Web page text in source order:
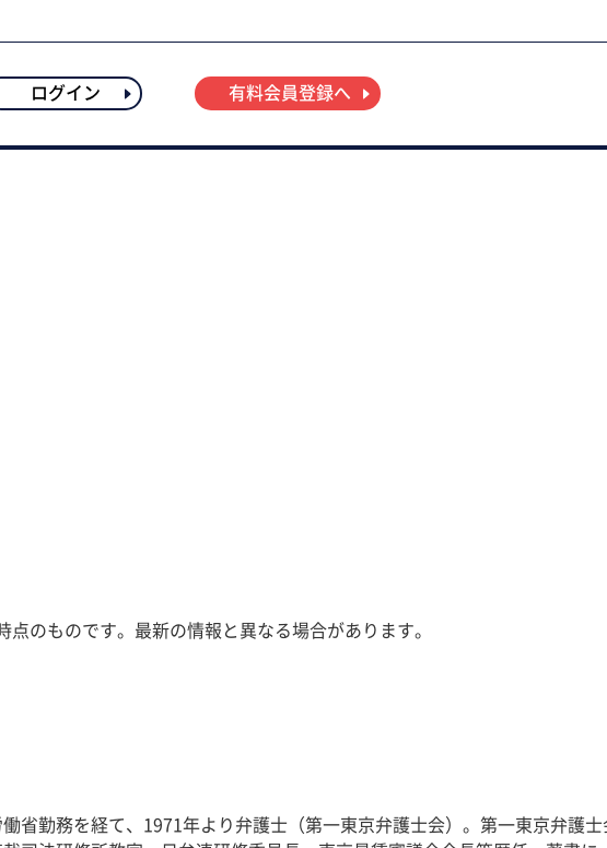
ログイン 有料会員登録へ
のものです。最新の情報と異なる場合があります。
省勤務を経て、1971年より弁護士（第一東京弁護士会）。第一東京弁護